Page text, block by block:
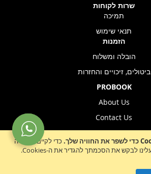
כדי לקיים ההנחיה
שרות לקוחות
תמיכה
תנאי שימוש
הזמנות
הובלה ומשלוח
ביטולים, זיכויים והחזרות
PROBOOK
About Us
Contact Us
Store Location